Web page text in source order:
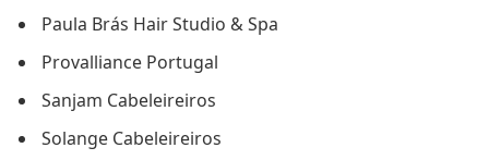
Paula Brás Hair Studio & Spa
Provalliance Portugal
Sanjam Cabeleireiros
Solange Cabeleireiros